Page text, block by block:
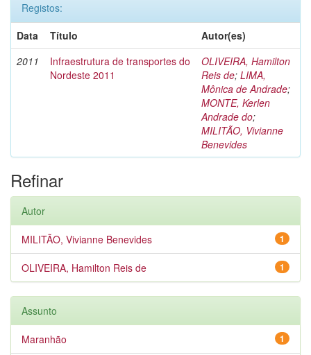
Registos:
Data
Título
Autor(es)
2011
Infraestrutura de transportes do
Nordeste 2011
OLIVEIRA, Hamilton
Reis de; LIMA,
Mônica de Andrade;
MONTE, Kerlen
Andrade do;
MILITÃO, Vivianne
Benevides
Refinar
Autor
1
MILITÃO, Vivianne Benevides
1
OLIVEIRA, Hamilton Reis de
Assunto
1
Maranhão